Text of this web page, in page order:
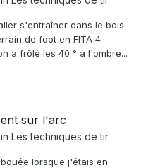
s'entraîner dans le bois.
de foot en FITA 4
a frôlé les 40 ° à l'ombre...
sur l'arc
Les techniques de tir
lorsque j'étais en